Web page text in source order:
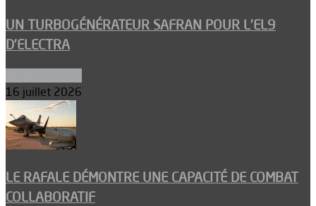
UN TURBOGÉNÉRATEUR SAFRAN POUR L’EL9
D’ELECTRA
16 juillet 2026
LE RAFALE DÉMONTRE UNE CAPACITÉ DE COMBAT
COLLABORATIF